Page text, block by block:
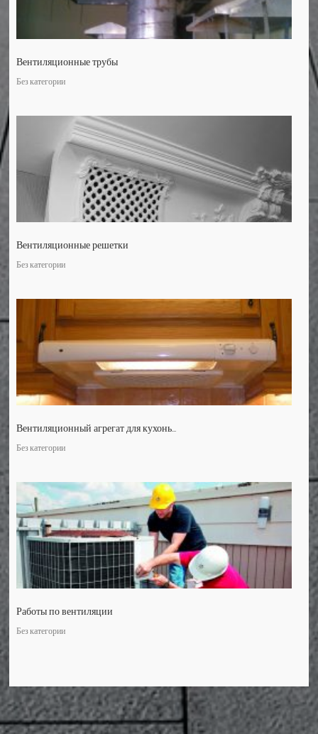
Вентиляционные трубы
Без категории
Вентиляционные решетки
Без категории
Вентиляционный агрегат для кухонь...
Без категории
Работы по вентиляции
Без категории